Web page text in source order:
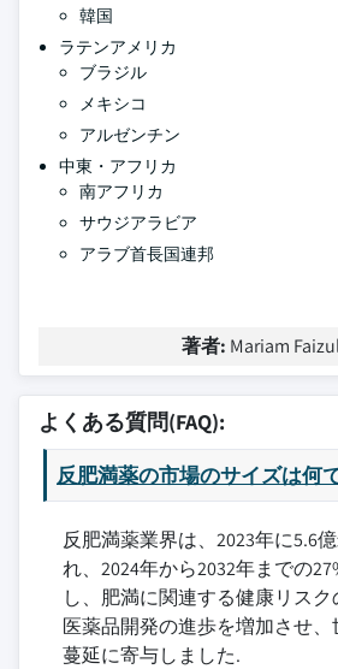
韓国
ラテンアメリカ
ブラジル
メキシコ
アルゼンチン
中東・アフリカ
南アフリカ
サウジアラビア
アラブ首長国連邦
著者: Mariam
よくある質問(FAQ):
反肥満薬の市場のサイズは何
反肥満薬業界は、2023年に5.6
れ、2024年から2032年までの
し、肥満に関連する健康リスク
医薬品開発の進歩を増加させ
蔓延に寄与しました.